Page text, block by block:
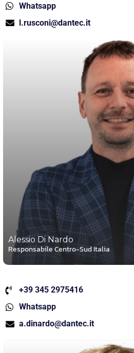
Whatsapp
l.rusconi@dantec.it
Alessio Di Nardo
Responsabile Centro-Sud Italia
+39 345 2975416
Whatsapp
a.dinardo@dantec.it